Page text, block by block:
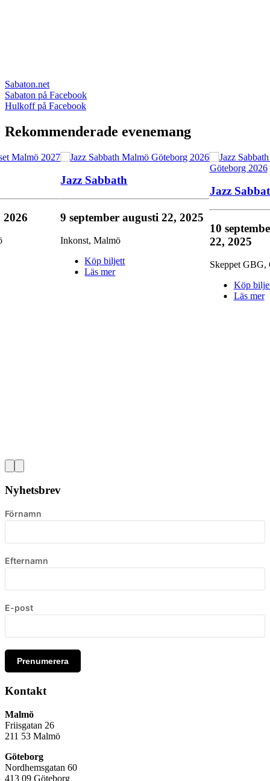
Sabaton.net
Sabaton på Facebook
Hulkoff på Facebook
Rekommenderade evenemang
Jazz Sabbath
9 septemberaugusti 22, 2025
Inkonst,Malmö
Köp biljett
Läs mer
Jazz
10
22, 2025
Skeppet GBG,
Köp
Läs mer
Nyhetsbrev
Förnamn
Efternamn
E-post
Prenumerera
Kontakt
Malmö
Friisgatan 26
211 53 Malmö
Göteborg
Nordhemsgatan 60
413 09 Göteborg